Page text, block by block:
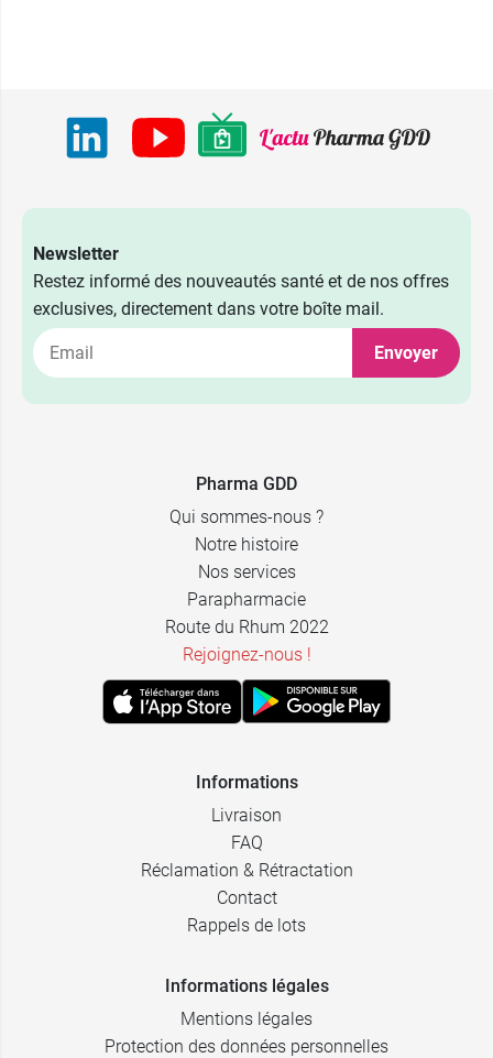
Newsletter
Restez informé des nouveautés santé et de nos offres
exclusives, directement dans votre boîte mail.
Envoyer
Pharma GDD
Qui sommes-nous ?
Notre histoire
Nos services
Parapharmacie
Route du Rhum 2022
Rejoignez-nous !
Informations
Livraison
FAQ
Réclamation & Rétractation
Contact
Rappels de lots
Informations légales
Mentions légales
Protection des données personnelles